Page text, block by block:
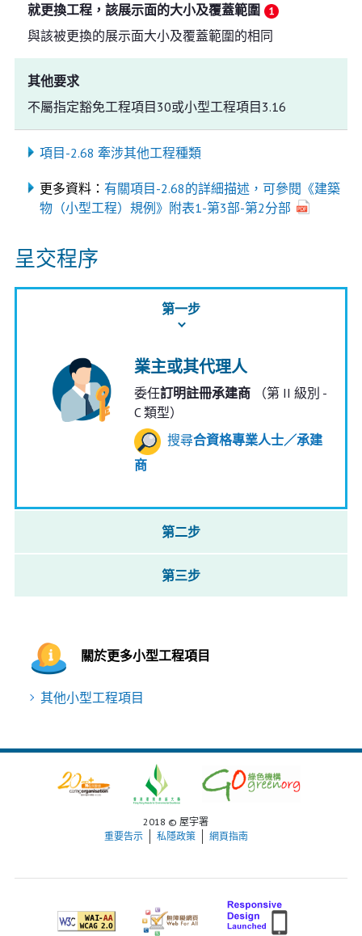
就更換工程，該展示面的大小及覆蓋範圍
與該被更換的展示面大小及覆蓋範圍的相同
其他要求
不屬指定豁免工程項目30或小型工程項目3.16
項目-2.68 牽涉其他工程種類
更多資料： 有關項目-2.68的詳細描述，可參閱《建築
物（小型工程）規例》附表1-第3部-第2分部
呈交程序
第一步
業主或其代理人
委任訂明註冊承建商（第 II 級別 -
C 類型）
搜尋合資格專業人士／承建
商
第二步
第三步
關於更多小型工程項目
其他小型工程項目
2018 © 屋宇署
重要告示
私隱政策 網頁指南